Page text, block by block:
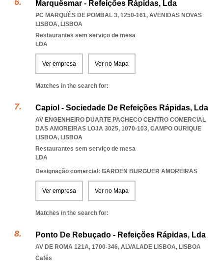
Marquêsmar - Refeições Rápidas, Lda
PC MARQUÊS DE POMBAL 3, 1250-161, AVENIDAS NOVAS
LISBOA, LISBOA
Restaurantes sem serviço de mesa
LDA
Ver empresa Ver no Mapa
Matches in the search for:
Capiol - Sociedade De Refeições Rápidas, Lda
AV ENGENHEIRO DUARTE PACHECO CENTRO COMERCIAL
DAS AMOREIRAS LOJA 3025, 1070-103, CAMPO OURIQUE
LISBOA, LISBOA
Restaurantes sem serviço de mesa
LDA
Designação comercial: GARDEN BURGUER AMOREIRAS
Ver empresa Ver no Mapa
Matches in the search for:
Ponto De Rebuçado - Refeições Rápidas, Lda
AV DE ROMA 121A, 1700-346, ALVALADE LISBOA, LISBOA
Cafés